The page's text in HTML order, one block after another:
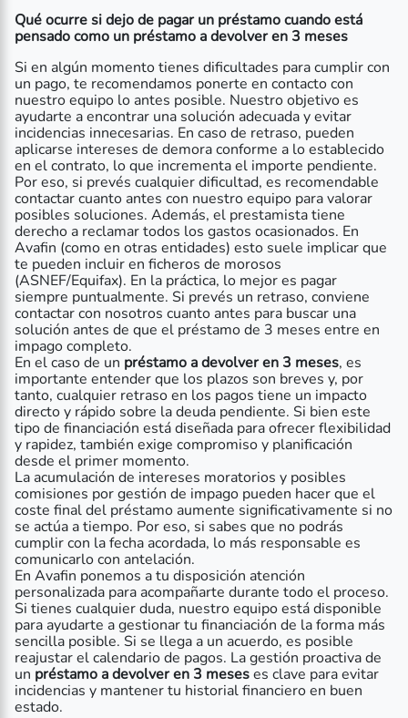
Qué ocurre si dejo de pagar un préstamo cuando está
pensado como un préstamo a devolver en 3 meses
Si en algún momento tienes dificultades para cumplir con
un pago, te recomendamos ponerte en contacto con
nuestro equipo lo antes posible. Nuestro objetivo es
ayudarte a encontrar una solución adecuada y evitar
incidencias innecesarias. En caso de retraso, pueden
aplicarse intereses de demora conforme a lo establecido
en el contrato, lo que incrementa el importe pendiente.
Por eso, si prevés cualquier dificultad, es recomendable
contactar cuanto antes con nuestro equipo para valorar
posibles soluciones. Además, el prestamista tiene
derecho a reclamar todos los gastos ocasionados. En
Avafin (como en otras entidades) esto suele implicar que
te pueden incluir en ficheros de morosos
(ASNEF/Equifax). En la práctica, lo mejor es pagar
siempre puntualmente. Si prevés un retraso, conviene
contactar con nosotros cuanto antes para buscar una
solución antes de que el préstamo de 3 meses entre en
impago completo.
En el caso de un préstamo a devolver en 3 meses, es
importante entender que los plazos son breves y, por
tanto, cualquier retraso en los pagos tiene un impacto
directo y rápido sobre la deuda pendiente. Si bien este
tipo de financiación está diseñada para ofrecer flexibilidad
y rapidez, también exige compromiso y planificación
desde el primer momento.
La acumulación de intereses moratorios y posibles
comisiones por gestión de impago pueden hacer que el
coste final del préstamo aumente significativamente si no
se actúa a tiempo. Por eso, si sabes que no podrás
cumplir con la fecha acordada, lo más responsable es
comunicarlo con antelación.
En Avafin ponemos a tu disposición atención
personalizada para acompañarte durante todo el proceso.
Si tienes cualquier duda, nuestro equipo está disponible
para ayudarte a gestionar tu financiación de la forma más
sencilla posible. Si se llega a un acuerdo, es posible
reajustar el calendario de pagos. La gestión proactiva de
un préstamo a devolver en 3 meseses clave para evitar
incidencias y mantener tu historial financiero en buen
estado.